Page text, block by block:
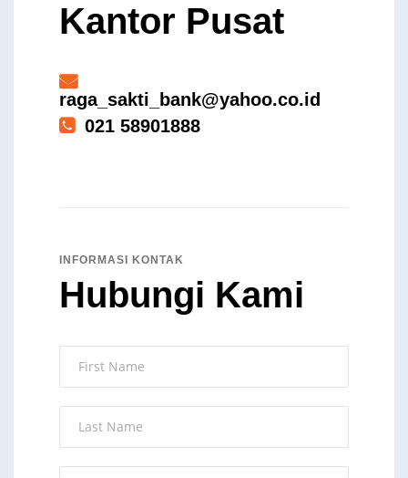
Kantor Pusat
raga_sakti_bank@yahoo.co.id
021 58901888
INFORMASI KONTAK
Hubungi Kami